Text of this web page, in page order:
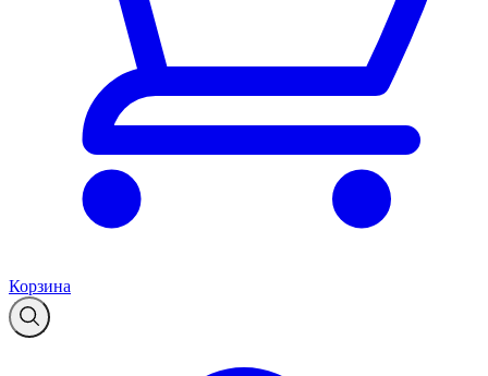
Корзина